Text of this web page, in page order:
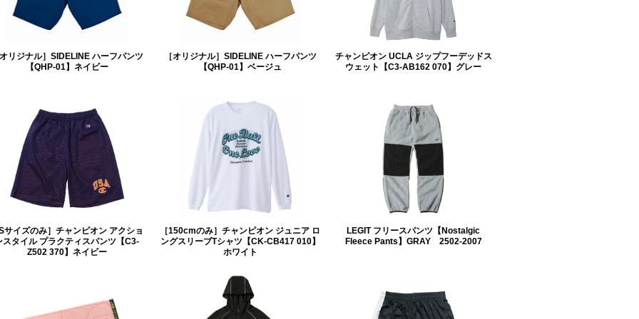
リジナル］SIDELINE ハーフパンツ
【QHP-01】ネイビー
［オリジナル］SIDELINE ハーフパンツ
【QHP-01】ベージュ
チャンピオン UCLA ジップフーデッドス
ウェット【C3-AB162 070】グレー
サイズのみ］チャンピオン アクショ
スタイル プラクティスパンツ【C3-
Z502 370】ネイビー
［150cmのみ］チャンピオン ジュニア ロ
ングスリーブTシャツ【CK-CB417 010】
ホワイト
LEGIT フリースパンツ【Nostalgic
Fleece Pants】GRAY 2502-2007